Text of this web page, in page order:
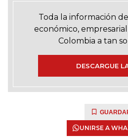
Toda la información
económico,
Colombia a tan
DESCARGUE
UNIRSE A